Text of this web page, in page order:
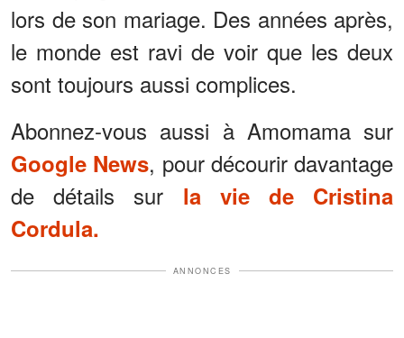
lors de son mariage. Des années après,
le monde est ravi de voir que les deux
sont toujours aussi complices.
Abonnez-vous aussi à Amomama sur
Google News, pour décourir davantage
de détails sur la vie de Cristina
Cordula.
ANNONCES